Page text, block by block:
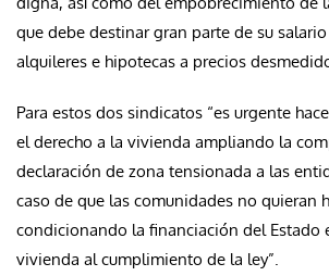
que debe destinar gran parte de su
alquileres e hipotecas a precios
Para estos dos sindicatos “es urgente
el derecho a la vivienda ampliando la
declaración de zona tensionada a las
caso de que las comunidades no quieran
condicionando la financiación del Estado
vivienda al cumplimiento de la ley”.